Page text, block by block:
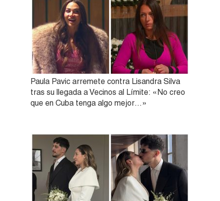
Paula Pavic arremete contra Lisandra Silva
tras su llegada a Vecinos al Límite: «No creo
que en Cuba tenga algo mejor…»